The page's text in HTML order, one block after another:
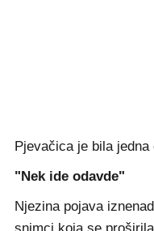
Pjevačica je bila
"Nek ide odavde"
Njezina pojava